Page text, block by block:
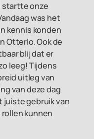
startte onze
was het
kennis konden
Otterlo. Ook de
blij dat er
leeg! Tijdens
uitleg van
van deze dag
juiste gebruik van
kunnen